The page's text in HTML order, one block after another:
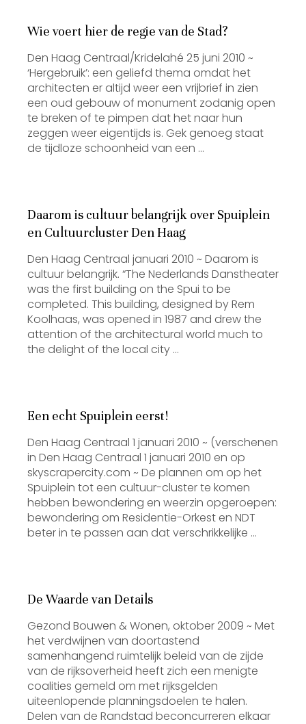
Wie voert hier de regie van de Stad?
Den Haag Centraal/Kridelahé 25 juni 2010 ~
‘Hergebruik’: een geliefd thema omdat het
architecten er altijd weer een vrijbrief in zien
een oud gebouw of monument zodanig open
te breken of te pimpen dat het naar hun
zeggen weer eigentijds is. Gek genoeg staat
de tijdloze schoonheid van een …
Daarom is cultuur belangrijk over Spuiplein
en Cultuurcluster Den Haag
Den Haag Centraal januari 2010 ~ Daarom is
cultuur belangrijk. “The Nederlands Danstheater
was the first building on the Spui to be
completed. This building, designed by Rem
Koolhaas, was opened in 1987 and drew the
attention of the architectural world much to
the delight of the local city …
Een echt Spuiplein eerst!
Den Haag Centraal 1 januari 2010 ~ (verschenen
in Den Haag Centraal 1 januari 2010 en op
skyscrapercity.com ~ De plannen om op het
Spuiplein tot een cultuur-cluster te komen
hebben bewondering en weerzin opgeroepen:
bewondering om Residentie-Orkest en NDT
beter in te passen aan dat verschrikkelijke …
De Waarde van Details
Gezond Bouwen & Wonen, oktober 2009 ~ Met
het verdwijnen van doortastend
samenhangend ruimtelijk beleid van de zijde
van de rijksoverheid heeft zich een menigte
coalities gemeld om met rijksgelden
uiteenlopende planningsdoelen te halen.
Delen van de Randstad beconcurreren elkaar